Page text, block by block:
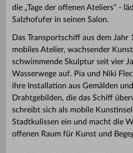
die „Tage der offenen Ateliers“ -
Salzhofufer in seinen Salon.
Das Transportschiff aus dem Jahr
mobiles Atelier, wachsender
schwimmende Skulptur seit vier
Wasserwege auf. Pia und Niki
ihre Installation aus Gemälden
Drahtgebilden, die das Schiff
schreibt sich als mobile
Stadtkulissen ein und macht die
offenen Raum für Kunst und